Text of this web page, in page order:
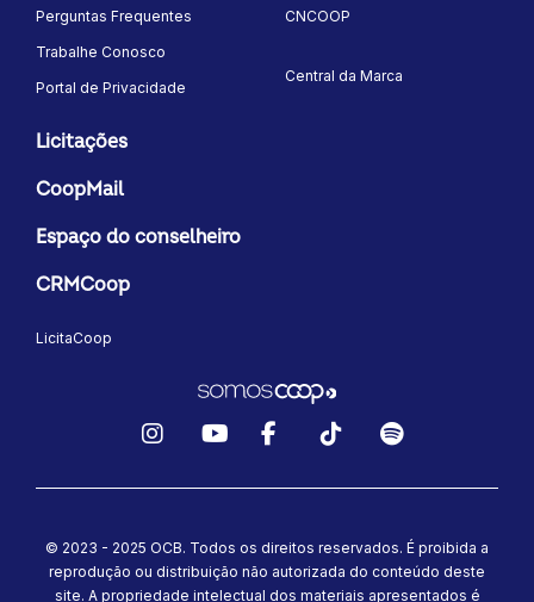
Perguntas Frequentes
Trabalhe Conosco
Portal de Privacidade
CNCOOP
Central da Marca
Licitações
CoopMail
Espaço do conselheiro
CRMCoop
LicitaCoop
© 2023 - 2025 OCB. Todos os direitos reservados. É proibida a
reprodução ou distribuição não autorizada do conteúdo deste
site. A propriedade intelectual dos materiais apresentados é